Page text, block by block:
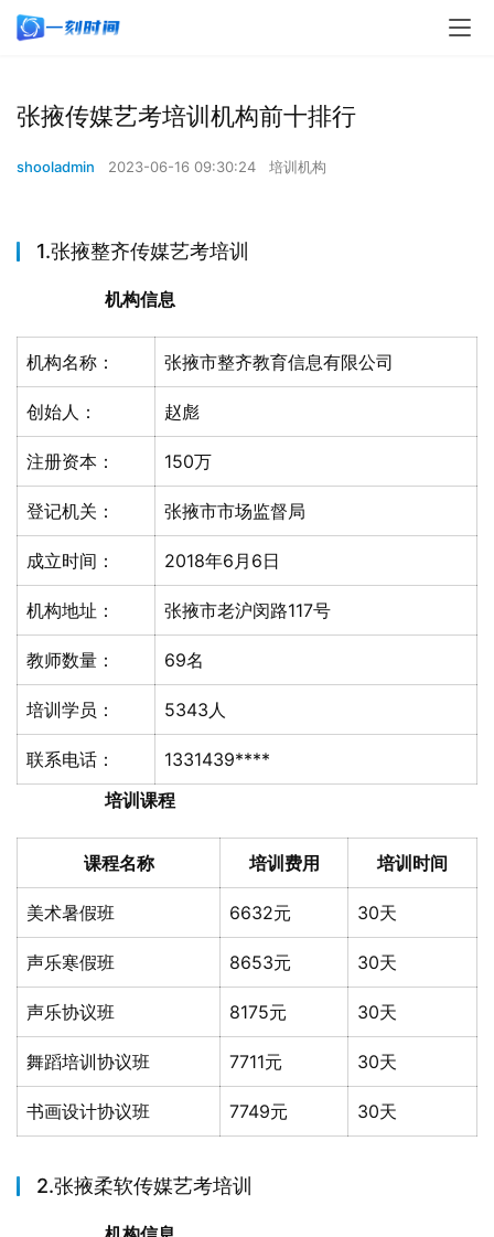
张掖传媒艺考培训机构前十排行
shooladmin 2023-06-16 09:30:24 培训机构
1.张掖整齐传媒艺考培训
机构信息
机构名称： 张掖市整齐教育信息有限公司
创始人： 赵彪
注册资本： 150万
登记机关： 张掖市市场监督局
成立时间： 2018年6月6日
机构地址： 张掖市老沪闵路117号
教师数量： 69名
培训学员： 5343人
联系电话：
1331439****
培训课程
课程名称 培训费用 培训时间
美术暑假班 6632元 30天
声乐寒假班 8653元 30天
声乐协议班 8175元 30天
舞蹈培训协议班 7711元 30天
书画设计协议班 7749元 30天
2.张掖柔软传媒艺考培训